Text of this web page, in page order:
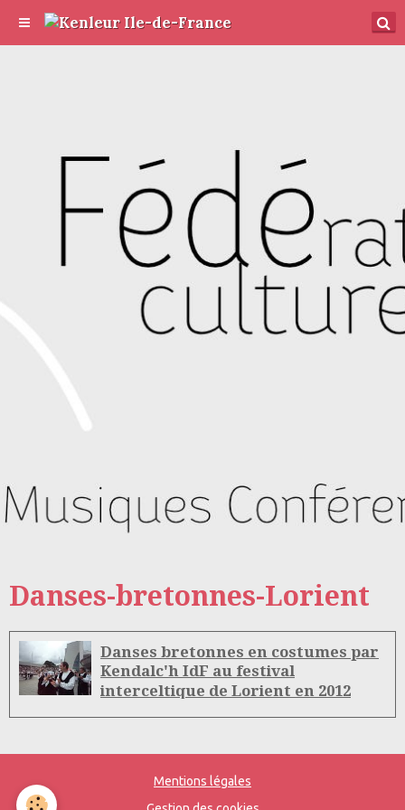
Danses-bretonnes-Lorient
Danses bretonnes en costumes par
Kendalc'h IdF au festival
interceltique de Lorient en 2012
Mentions légales